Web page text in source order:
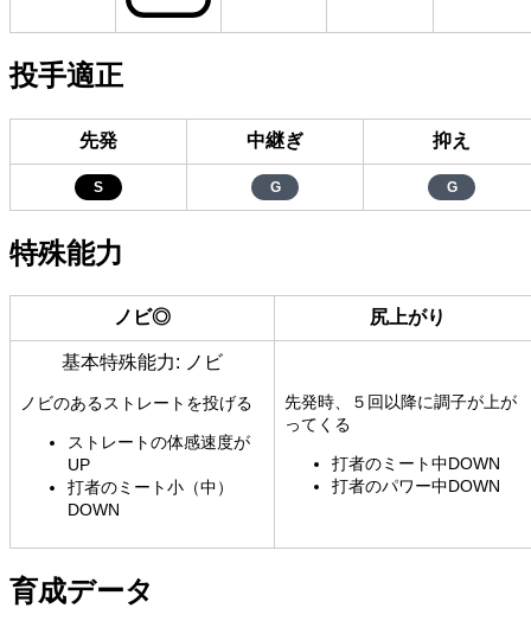
投手適正
先発 中継ぎ 抑え
S G G
特殊能力
ノビ◎ 尻上がり
基本特殊能力: ノビ
ノビのあるストレートを投げる
ストレートの体感速度が
UP
打者のミート小（中）
DOWN
先発時、５回以降に調子が上が
ってくる
打者のミート中DOWN
打者のパワー中DOWN
育成データ